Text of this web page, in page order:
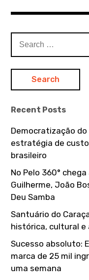
c
f
r
:
Recent Posts
Democratização
estratégia de
brasileiro
No Pelo 360°
Guilherme, João
Deu Samba
Santuário do
histórica, cultural e
Sucesso absoluto:
marca de 25 mil
uma semana